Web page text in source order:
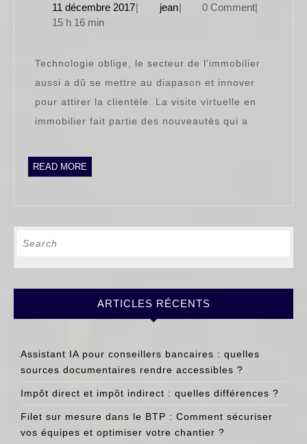
virtuelle
bon
11 décembre 201711
| jeanjean
| 0 Comment|
15 h 16 min
Technologie oblige, le secteur de l’immobilier
aussi a dû se mettre au diapason et innover
pour attirer la clientèle. La visite virtuelle en
immobilier fait partie des nouveautés qui a
READ MORE
ARTICLES RÉCENTS
Assistant IA pour conseillers bancaires : quelles
sources documentaires rendre accessibles ?
Impôt direct et impôt indirect : quelles différences ?
Filet sur mesure dans le BTP : Comment sécuriser
vos équipes et optimiser votre chantier ?